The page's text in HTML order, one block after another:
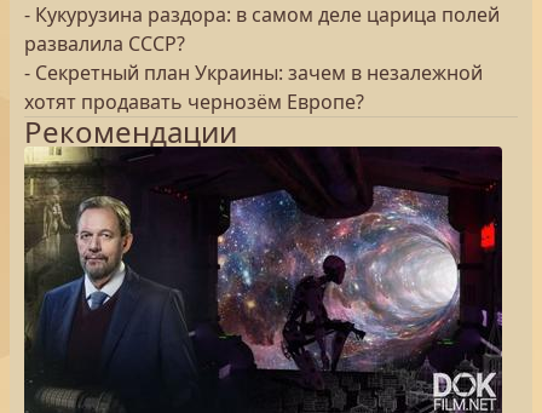
- Кукурузина раздора: в самом деле царица полей
развалила СССР?
- Секретный план Украины: зачем в незалежной
хотят продавать чернозём Европе?
Рекомендации